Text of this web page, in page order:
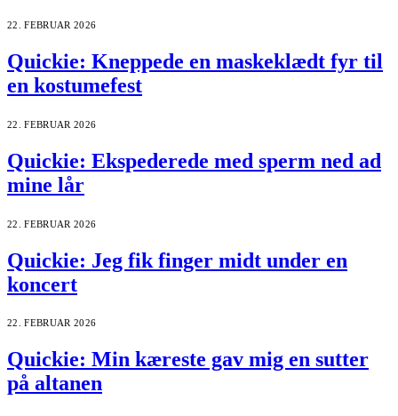
22. FEBRUAR 2026
Quickie: Kneppede en maskeklædt fyr til
en kostumefest
22. FEBRUAR 2026
Quickie: Ekspederede med sperm ned ad
mine lår
22. FEBRUAR 2026
Quickie: Jeg fik finger midt under en
koncert
22. FEBRUAR 2026
Quickie: Min kæreste gav mig en sutter
på altanen